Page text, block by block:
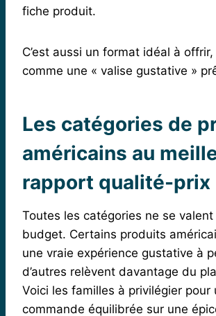
fiche produit.
C’est aussi un format idéal à
comme une « valise gustative »
Les catégories de
américains au
rapport qualité-prix
Toutes les catégories ne se
budget. Certains produits
une vraie expérience gustative à
d’autres relèvent davantage du
Voici les familles à privilégier pour
commande équilibrée sur une